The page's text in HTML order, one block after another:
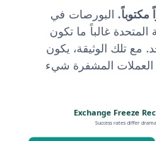
البورصات في
المتحدة غالباً ما تكون
مع تلك الوثيقة، يكون
المشفرة شيء